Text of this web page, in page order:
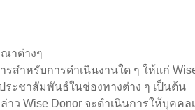
าต่างๆ
ำหรับการดำเนินงานใด ๆ ให้แก่
ะชาสัมพันธ์ในช่องทางต่าง ๆ เป็นต้น
Wise Donor จะดำเนินการให้บุคค